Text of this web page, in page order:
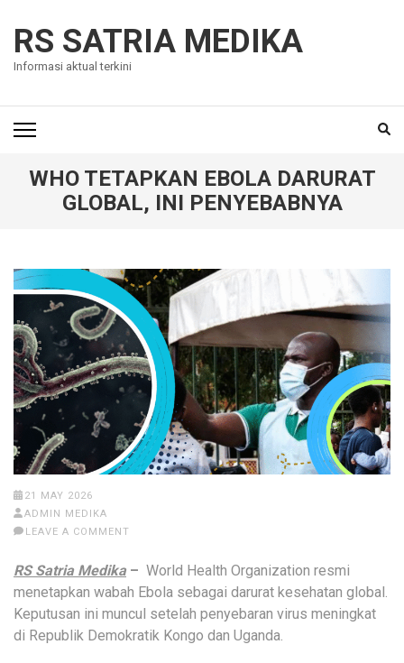
content
(Press
RS SATRIA MEDIKA
Informasi aktual terkini
WHO TETAPKAN EBOLA DARURAT
GLOBAL, INI PENYEBABNYA
21 MAY 2026
ADMIN MEDIKA
LEAVE A COMMENT
RS Satria Medika – World Health Organization resmi
menetapkan wabah Ebola sebagai darurat kesehatan global.
Keputusan ini muncul setelah penyebaran virus meningkat
di Republik Demokratik Kongo dan Uganda.